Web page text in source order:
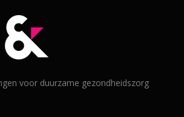
voor duurzame gezondheidszorg